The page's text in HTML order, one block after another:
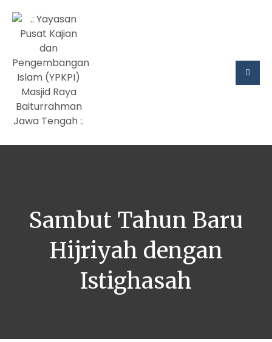
Sambut Tahun Baru
Hijriyah dengan
Istighasah